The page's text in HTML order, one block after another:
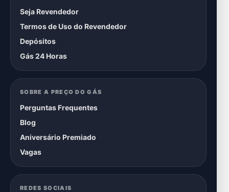
Seja Revendedor
Termos de Uso do Revendedor
Depósitos
Gás 24 Horas
SOBRE A PREÇO DO GÁS
Perguntas Frequentes
Blog
Aniversário Premiado
Vagas
REDES SOCIAIS